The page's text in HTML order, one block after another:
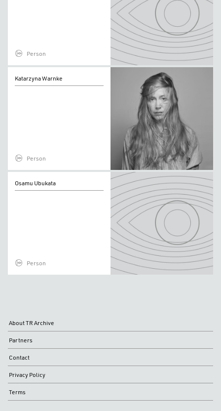
Person
Warnke
Katarzyna Warnke
Person
Ubukata
Osamu Ubukata
Person
About TR Archive
Partners
Contact
Privacy Policy
Terms